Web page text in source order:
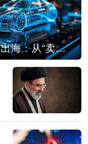
中国汽车出海：从“卖出去”到“走进去”